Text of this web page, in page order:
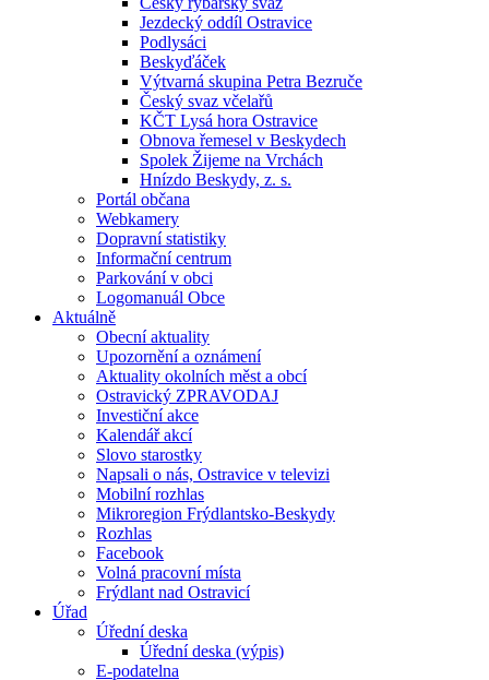
Jezdecký oddíl Ostravice
Podlysáci
Beskyďáček
Výtvarná skupina Petra Bezruče
Český svaz včelařů
KČT Lysá hora Ostravice
Obnova řemesel v Beskydech
Spolek Žijeme na Vrchách
Hnízdo Beskydy, z. s.
Portál občana
Webkamery
Dopravní statistiky
Informační centrum
Parkování v obci
Logomanuál Obce
Aktuálně
Obecní aktuality
Upozornění a oznámení
Aktuality okolních měst a obcí
Ostravický ZPRAVODAJ
Investiční akce
Kalendář akcí
Slovo starostky
Napsali o nás, Ostravice v televizi
Mobilní rozhlas
Mikroregion Frýdlantsko-Beskydy
Rozhlas
Facebook
Volná pracovní místa
Frýdlant nad Ostravicí
Úřad
Úřední deska
Úřední deska (výpis)
E-podatelna